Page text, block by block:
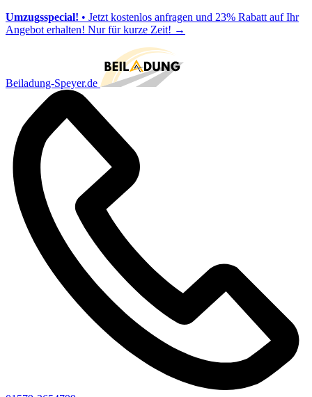
Umzugsspecial! • Jetzt kostenlos anfragen und 23% Rabatt auf Ihr
Angebot erhalten! Nur für kurze Zeit! →
Beiladung-Speyer.de